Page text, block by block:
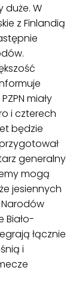
duże. W
z Finlandią
miały
i czterech
będzie
generalny
mogą
jesiennych
Biało-
łącznie
i